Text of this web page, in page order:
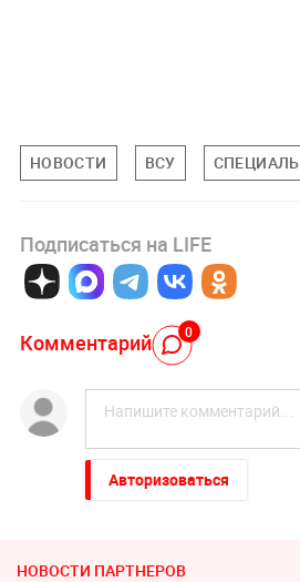
НОВОСТИ ВСУ
Подписаться на LIFE
Комментарий 0
Авторизоваться
НОВОСТИ ПАРТНЕРОВ